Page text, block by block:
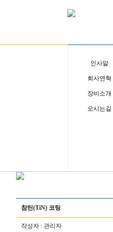
인사말
회사연혁
장비소개
오시는길
참틴(TiN) 코팅
작성자 : 관리자